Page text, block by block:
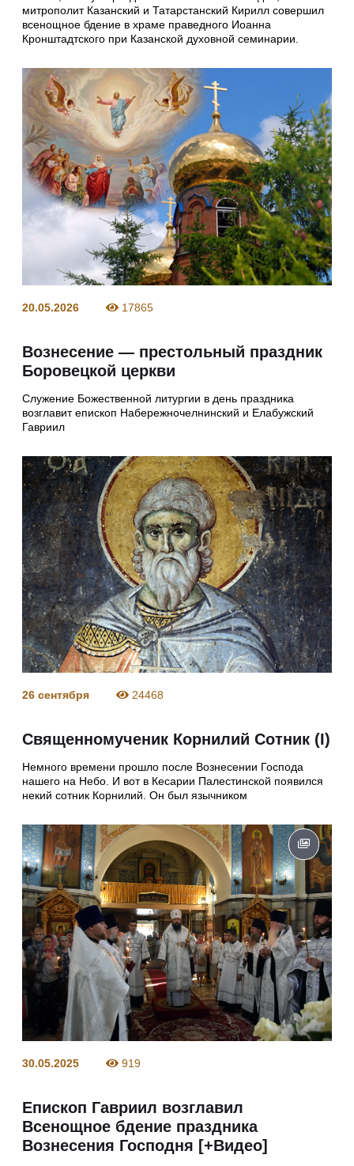
митрополит Казанский и Татарстанский Кирилл совершил
всенощное бдение в храме праведного Иоанна
Кронштадтского при Казанской духовной семинарии.
20.05.2026 17865
Вознесение — престольный праздник
Боровецкой церкви
Служение Божественной литургии в день праздника
возглавит епископ Набережночелнинский и Елабужский
Гавриил
26 сентября 24468
Священномученик Корнилий Сотник (I)
Немного времени прошло после Вознесении Господа
нашего на Небо. И вот в Кесарии Палестинской появился
некий сотник Корнилий. Он был язычником
30.05.2025 919
Епископ Гавриил возглавил
Всенощное бдение праздника
Вознесения Господня [+Видео]